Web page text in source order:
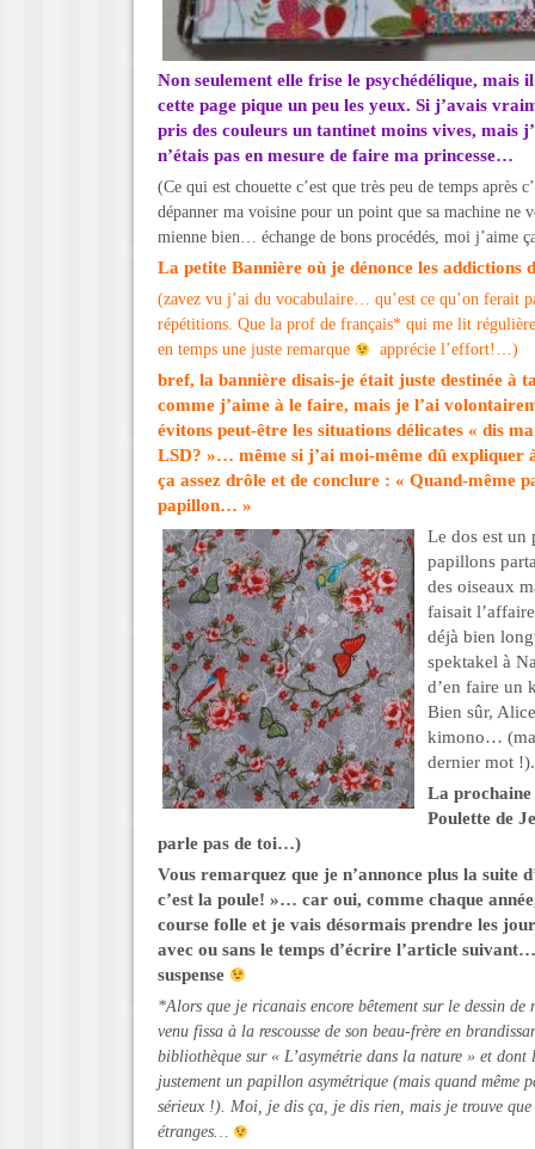
Non seulement elle frise le psychédélique, mais
cette page pique un peu les yeux. Si j’avais
pris des couleurs un tantinet moins vives, mais
n’étais pas en mesure de faire ma princesse…
(Ce qui est chouette c’est que très peu de temps après
dépanner ma voisine pour un point que sa machine ne
mienne bien… échange de bons procédés, moi j’aime
La petite Bannière où je dénonce les addictions
(zavez vu j’ai du vocabulaire… qu’est ce qu’on ferait
répétitions. Que la prof de français* qui me lit
en temps une juste remarque
apprécie l’effort!…)
bref, la bannière disais-je était juste destinée à
comme j’aime à le faire, mais je l’ai
évitons peut-être les situations délicates « dis
LSD? »… même si j’ai moi-même dû expliquer
ça assez drôle et de conclure : « Quand-même
papillon… »
Le dos est un
papillons
des oiseaux
faisait
déjà bien
spektakel à
d’en faire un
Bien sûr,
kimono…
dernier mot !).
La prochaine
Poulette de
parle pas de toi…)
Vous remarquez que je n’annonce plus la suite
c’est la poule! »… car oui, comme chaque
course folle et je vais désormais prendre les
avec ou sans le temps d’écrire l’article
suspense
*Alors que je ricanais encore bêtement sur le dessin
venu fissa à la rescousse de son beau-frère en
bibliothèque sur « L’asymétrie dans la nature » et
justement un papillon asymétrique (mais quand même
sérieux !). Moi, je dis ça, je dis rien, mais je trouve
étranges…